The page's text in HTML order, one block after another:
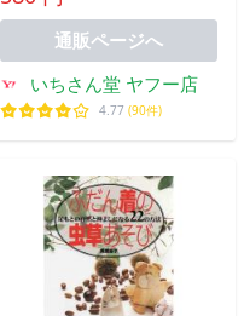
のカラー魚拓に挑戦してみ
通販ページへ
いちさん堂 ヤフー店
4.77 (90件)